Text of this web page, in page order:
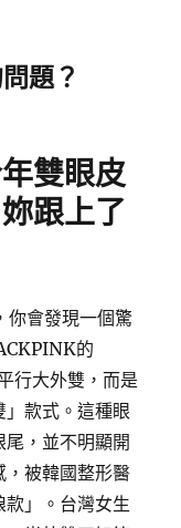
題？
雙眼皮
跟上了
你會發現一個驚
的
行大外雙，而是
款式。這種眼
，並不明顯開
，被韓國整形醫
」。台灣女生